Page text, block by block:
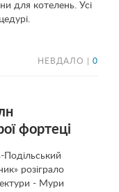
для котелень. Усі
НЕВДАЛО | 0
фортеці
Подільський
розіграло
- Мури